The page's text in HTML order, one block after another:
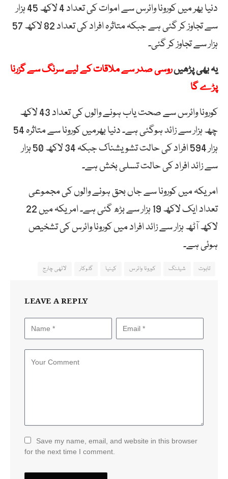
دنیا بھر میں کورونا وائرس سے اموات کی تعداد 4 لاکھ 45 ہزار
سے تجاوز کر گئی ہے جبکہ متاثرہ افراد کی تعداد 82 لاکھ 57
ہزار سے تجاوز کر گئی۔
یہ بھی پڑھیںروسی صدر سے ملاقات کے لیے سرنگ سے گزرنا
پڑے گا
کورونا وائرس سے صحت یاب ہونے والوں کی تعداد 43 لاکھ
چھ ہزار سے زائد ہوگئی ہے۔ دنیا بھرمیں کورونا سے متاثرہ 54
ہزار 594 افراد کی حالت تشویشناک جبکہ 34 لاکھ 50 ہزار
سے زائد افراد کی حالت تسلی بخش ہے۔
امریکہ میں کورونا سے جاں بحق ہونے والوں کی مجموعی
تعداد ایک لاکھ 19 ہزار سے بڑھ گئی ہے۔ امریکہ میں 22
لاکھ آٹھ ہزار سے زائد افراد میں کورونا وائرس کی تشخیص
ہوئی ہے۔
تابوت شیلنگ کورونا وائرس کینیا گلوکار لاٹھی چارج
LEAVE A REPLY
Save my name, email, and website in this browser
for the next time I comment.